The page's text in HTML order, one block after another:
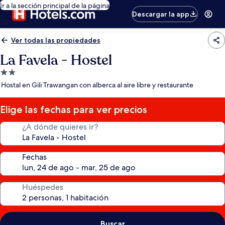
Ir a la sección principal de la página
Descargar la app
Ver todas las propiedades
La Favela - Hostel
Propiedad
de
estrellas
Hostal en Gili Trawangan con alberca al aire libre y restaurante
Elige las fechas para ver precios
¿A dónde quieres ir?
Fechas
Huéspedes